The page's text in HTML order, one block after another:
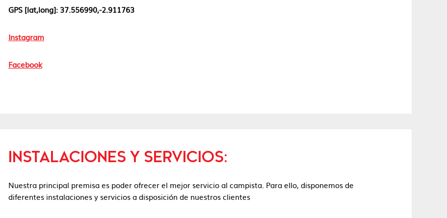
GPS [lat,long]: 37.556990,-2.911763
Instagram
Facebook
INSTALACIONES Y SERVICIOS:
Nuestra principal premisa es poder ofrecer el mejor servicio al campista. Para ello, disponemos de
diferentes instalaciones y servicios a disposición de nuestros clientes